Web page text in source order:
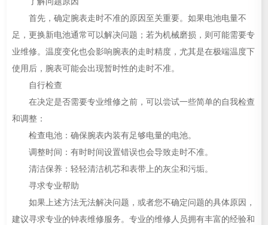
首先，确定腕表走时不准的原因至关重要。如果电池电量不
足，更换新电池通常可以解决问题；若为机械磨损，则可能需要专
业维修。温度变化也会影响腕表的走时精度，尤其是在极端温度下
使用后，腕表可能会出现暂时性的走时不准。
自行检查
在决定是否需要专业维修之前，可以尝试一些简单的自我检查
和调整：
检查电池：确保腕表内装有足够电量的电池。
调整时间：有时时间设置错误也会导致走时不准。
清洁保养：轻轻清洁机芯和表带上的灰尘和污垢。
寻求专业帮助
如果上述方法无法解决问题，或者您不确定问题的具体原因，
建议寻求专业的钟表维修服务。专业的维修人员拥有丰富的经验和